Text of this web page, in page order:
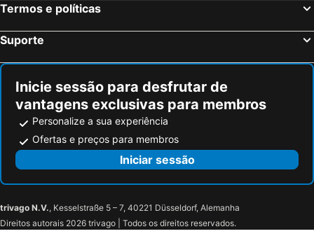
Termos e políticas
Suporte
Inicie sessão para desfrutar de
vantagens exclusivas para membros
Personalize a sua experiência
Ofertas e preços para membros
Iniciar sessão
trivago N.V., Kesselstraße 5 – 7, 40221 Düsseldorf, Alemanha
Direitos autorais 2026 trivago | Todos os direitos reservados.